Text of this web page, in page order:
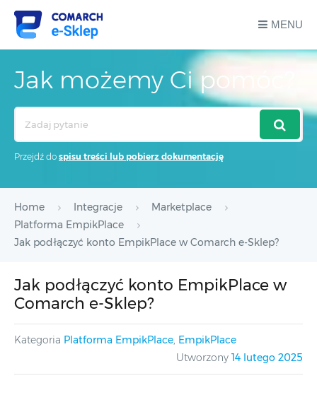
MENU
Jak możemy Ci pomóc?
Przejdź do spisu treści lub pobierz dokumentację
Home Integracje
Marketplace
Platforma EmpikPlace
Jak podłączyć konto EmpikPlace w Comarch e-Sklep?
Jak podłączyć konto EmpikPlace w
Comarch e-Sklep?
Kategoria Platforma EmpikPlace, EmpikPlace
Utworzony 14 lutego 2025